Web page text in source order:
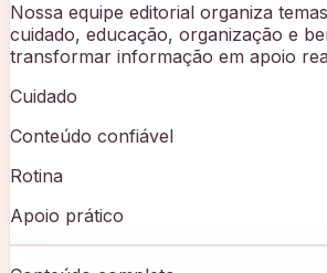
Nossa equipe editorial organiza
cuidado, educação, organização e
transformar informação em apoio
Cuidado
Conteúdo confiável
Rotina
Apoio prático